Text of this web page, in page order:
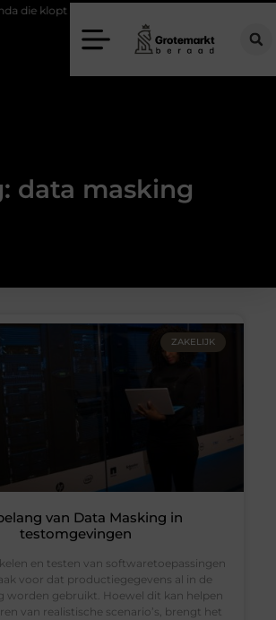
die klopt begint bij slimme keuzes
data masking
ZAKELIJK
van Data Masking in
testomgevingen
en testen van softwaretoepassingen
voor dat productiegegevens al in de
worden gebruikt. Hoewel dit kan helpen
van realistische scenario’s, brengt het